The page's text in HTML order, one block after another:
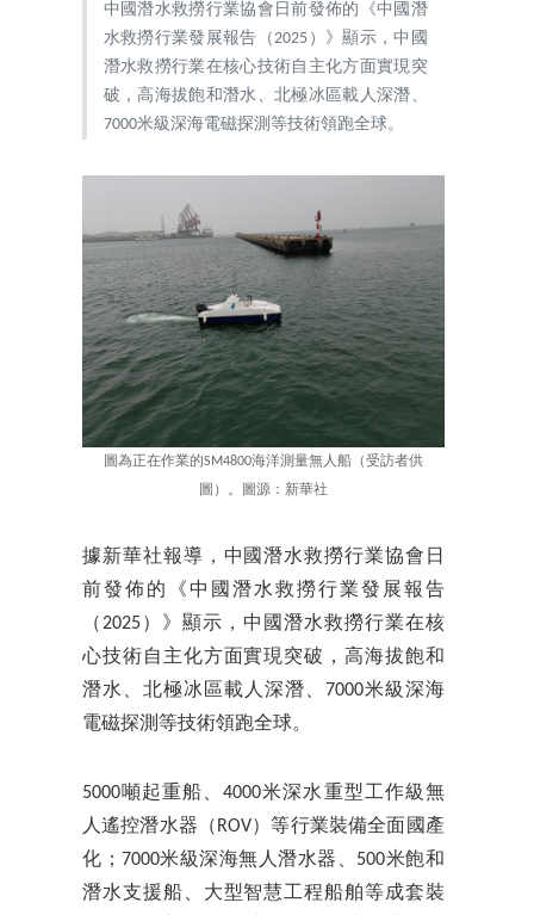
中國潛水救撈行業協會日前發佈的《中國潛
水救撈行業發展報告（2025）》顯示，中國
潛水救撈行業在核心技術自主化方面實現突
破，高海拔飽和潛水、北極冰區載人深潛、
7000米級深海電磁探測等技術領跑全球。
圖為正在作業的SM4800海洋測量無人船（受訪者供
圖）。圖源：新華社
據新華社報導，中國潛水救撈行業協會日
前發佈的《中國潛水救撈行業發展報告
（2025）》顯示，中國潛水救撈行業在核
心技術自主化方面實現突破，高海拔飽和
潛水、北極冰區載人深潛、7000米級深海
電磁探測等技術領跑全球。
5000噸起重船、4000米深水重型工作級無
人遙控潛水器（ROV）等行業裝備全面國產
化；7000米級深海無人潛水器、500米飽和
潛水支援船、大型智慧工程船舶等成套裝